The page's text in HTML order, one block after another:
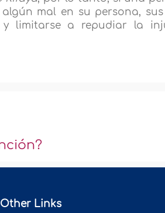
mal en su persona,
y limitarse a repudiar la
Other Links